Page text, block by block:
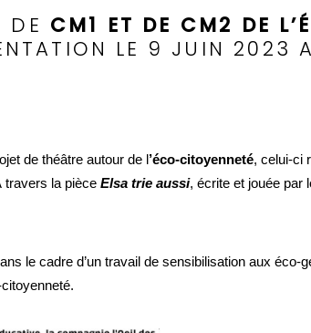
DE CM1 ET DE CM2 DE
LE 9 JUIN 2023
de théâtre autour de l’éco-citoyenneté, celui-ci
travers la pièce Elsa trie aussi, écrite et jouée par
le cadre d’un travail de sensibilisation aux